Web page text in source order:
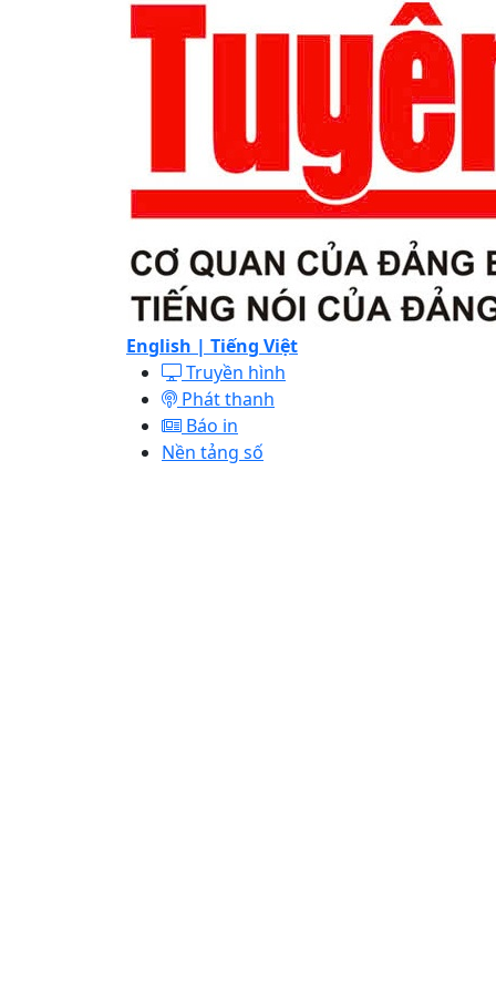
English | Tiếng Việt
Truyền hình
Phát thanh
Báo in
Nền tảng số